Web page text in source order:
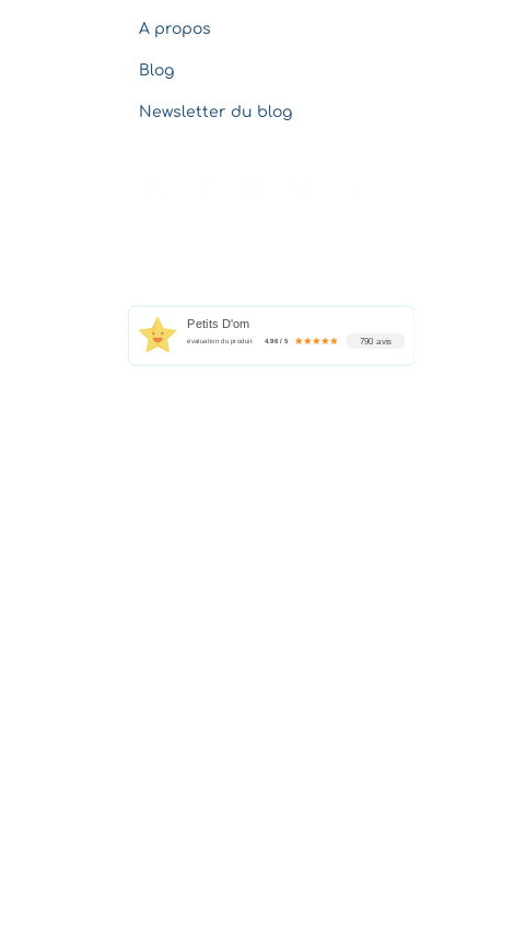
A propos
Blog
Newsletter du blog
Petits D'om
évaluation du produit 4.96 / 5 790 avis